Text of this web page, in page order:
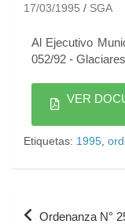
17/03/1995 SGA
Al Ejecutivo
052/92 -
VER
Etiquetas: 1995
Ordenanza N°